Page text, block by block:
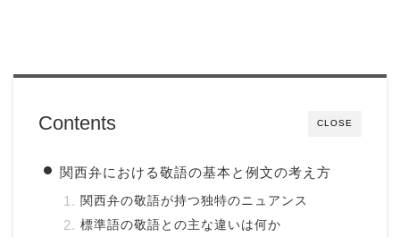
CLOSE
Contents
関西弁における敬語の基本と例文の考え方
関西弁の敬語が持つ独特のニュアンス
標準語の敬語との主な違いは何か